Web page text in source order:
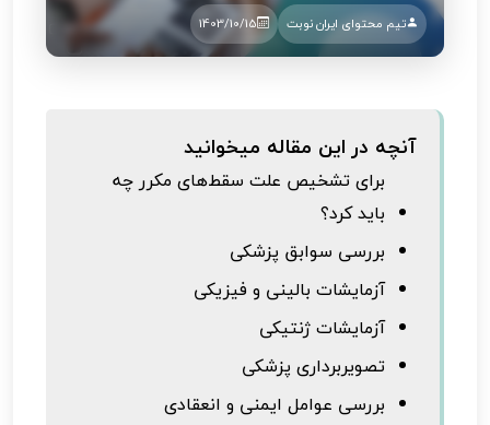
تیم محتوای ایران نوبت 1403/10/15
آنچه در این مقاله میخوانید
برای تشخیص علت سقط‌های مکرر چه
باید کرد؟
بررسی سوابق پزشکی
آزمایشات بالینی و فیزیکی
آزمایشات ژنتیکی
تصویربرداری پزشکی
بررسی عوامل ایمنی و انعقادی